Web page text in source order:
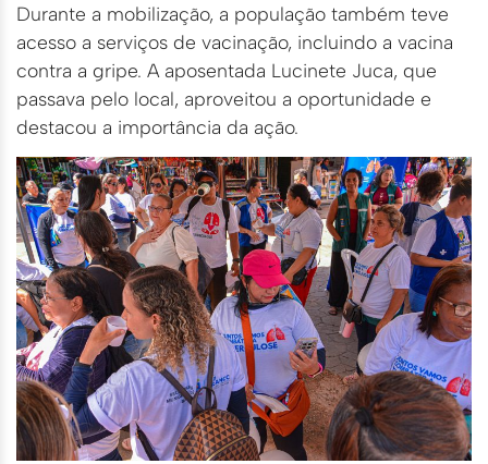
Durante a mobilização, a população também teve
acesso a serviços de vacinação, incluindo a vacina
contra a gripe. A aposentada Lucinete Juca, que
passava pelo local, aproveitou a oportunidade e
destacou a importância da ação.